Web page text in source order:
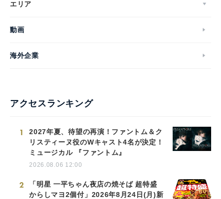
エリア
動画
海外企業
アクセスランキング
1
2027年夏、待望の再演！ファントム＆ク
リスティーヌ役のWキャスト4名が決定！
ミュージカル 『ファントム』
2026.08.06 12:00
2
「明星 一平ちゃん夜店の焼そば 超特盛
からしマヨ2個付」2026年8月24日(月)新